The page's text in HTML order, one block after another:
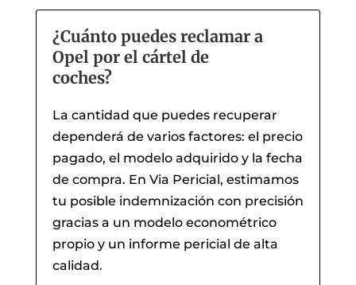
¿Cuánto puedes reclamar a
Opel por el cártel de
coches?
La cantidad que puedes recuperar
dependerá de varios factores: el precio
pagado, el modelo adquirido y la fecha
de compra. En Via Pericial, estimamos
tu posible indemnización con precisión
gracias a un modelo econométrico
propio y un informe pericial de alta
calidad.